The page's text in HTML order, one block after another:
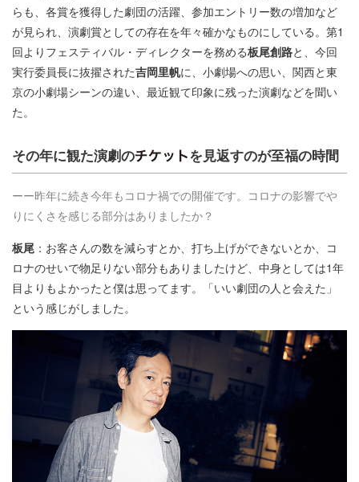
らも、各賞を獲得した劇団の活躍、参加エントリー数の増加など
が見られ、演劇賞としての存在を年々確かなものにしている。第1
回よりフェスティバル・ディレクターを務める板尾創路と、今回
実行委員長に抜擢された吉岡里帆に、小劇場への思い、関西と東
京の小劇場シーンの違い、最近観て印象に残った演劇などを聞い
た。
その年に観た演劇の を見返すのが至福の時間
ーー昨年に続き今年もコロナ禍での開催です。コロナの影響でや
りにくさを感じる部分はありましたか？
板尾 ：お客さんの数を減らすとか、打ち上げができないとか、コ
ロナのせいで物足りない部分もありましたけど、中身としては1年
目よりもよかったと僕は思ってます。「いい劇団の人と会えた」
という感じがしました。